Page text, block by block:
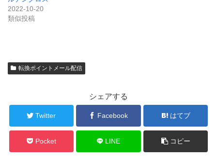
2022-10-20
類似投稿
転換ポイントメール配信
シェアする
Twitter Facebook はてブ
Pocket LINE コピー